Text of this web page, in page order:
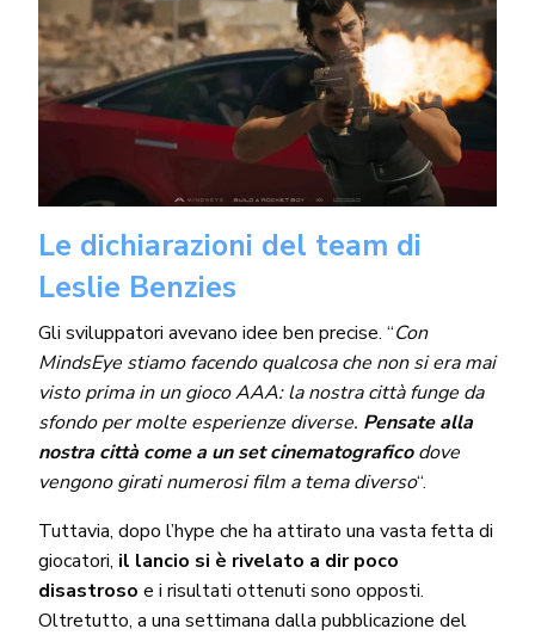
Le dichiarazioni del team di
Leslie Benzies
Gli sviluppatori avevano idee ben precise. “Con
MindsEye stiamo facendo qualcosa che non si era mai
visto prima in un gioco AAA: la nostra città funge da
sfondo per molte esperienze diverse. Pensate alla
nostra città come a un set cinematograficodove
vengono girati numerosi film a tema diverso“.
Tuttavia, dopo l’hype che ha attirato una vasta fetta di
giocatori, il lancio si è rivelato a dir poco
disastroso e i risultati ottenuti sono opposti.
Oltretutto, a una settimana dalla pubblicazione del